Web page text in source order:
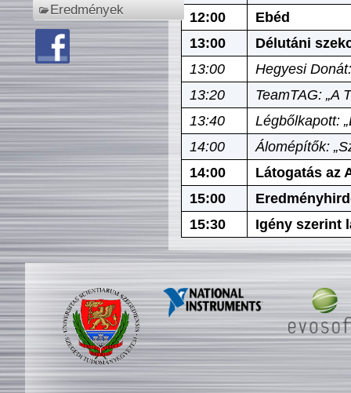
Eredmények
12:00
Ebéd
13:00
Délutáni
13:00
Hegyesi
13:20
TeamTAG: „A
13:40
Légbőlkapott:
14:00
Álomépítők:
14:00
Látogatás az
15:00
15:30
Igény szerint